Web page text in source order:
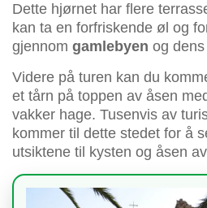
Dette hjørnet har flere
kan ta en forfriskende øl og
gjennom gamlebyen og
Videre på turen kan du
et tårn på toppen av åsen
vakker hage. Tusenvis av
kommer til dette stedet for å
utsiktene til kysten og åsen